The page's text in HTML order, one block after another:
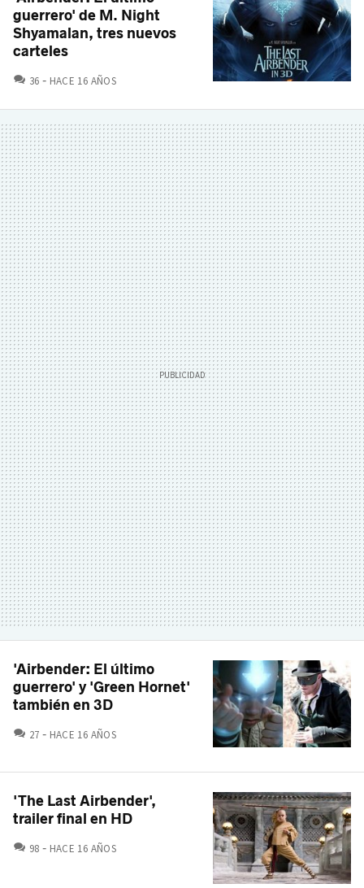
guerrero' de M. Night
Shyamalan, tres nuevos
carteles
36 COMENTARIOS
HACE 16 AÑOS
'Airbender: El último
guerrero' y 'Green Hornet'
también en 3D
27 COMENTARIOS
HACE 16 AÑOS
'The Last Airbender',
trailer final en HD
98 COMENTARIOS
HACE 16 AÑOS